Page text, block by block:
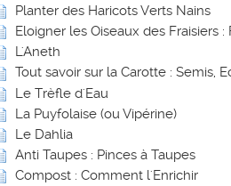
Planter des Haricots Verts Nains
Eloigner les Oiseaux des Fraisiers :
L'Aneth
Tout savoir sur la Carotte : Semis,
Le Trèfle d'Eau
La Puyfolaise (ou Vipérine)
Le Dahlia
Anti Taupes : Pinces à Taupes
Compost : Comment l'Enrichir